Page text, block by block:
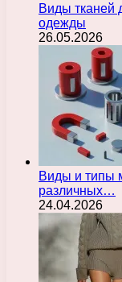
Виды тканей
одежды
26.05.2026
Виды и типы
различных…
24.04.2026